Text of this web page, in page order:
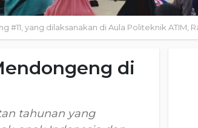
yang dilaksanakan di Aula Politeknik ATIM,
di
tahunan yang